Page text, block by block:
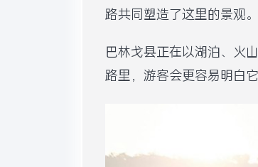
路共同塑造了这里的景观。
巴林戈县正在以湖泊、火
路里，游客会更容易明白